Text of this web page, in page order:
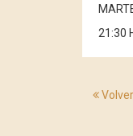
21:30
Volver